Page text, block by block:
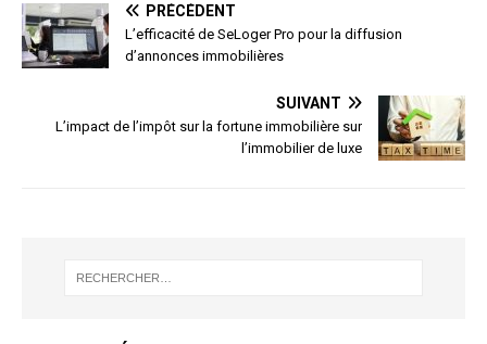
PRÉCÉDENT
L’efficacité de SeLoger Pro pour la diffusion
d’annonces immobilières
SUIVANT
L’impact de l’impôt sur la fortune immobilière sur
l’immobilier de luxe